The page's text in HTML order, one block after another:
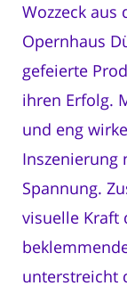
Wozzeck aus
Opernhaus
gefeierte
ihren Erfolg.
und eng
Inszenierung
Spannung.
visuelle Kraft
unterstreicht